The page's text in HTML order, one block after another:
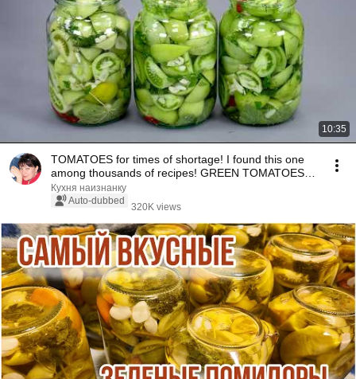
10:35
TOMATOES for times of shortage! I found this one
among thousands of recipes! GREEN TOMATOES
for t...
Кухня наизнанку
Auto-dubbed
320K views